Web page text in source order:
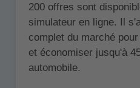
200 offres sont
simulateur en ligne. Il
complet du marché
et économiser jusqu'à
automobile.